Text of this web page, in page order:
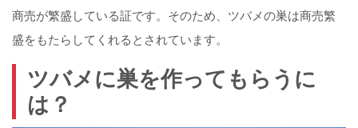
商売が繁盛している証です。そのため、ツバメの巣は商売繁
盛をもたらしてくれるとされています。
ツバメに巣を作ってもらうに
は？